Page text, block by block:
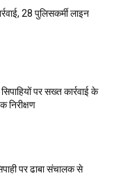
28 पुलिसकर्मी लाइन
पर सख्त कार्रवाई के
निरीक्षण
पर ढाबा संचालक से